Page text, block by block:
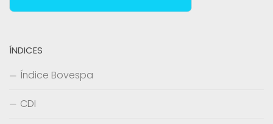
ÍNDICES
Índice Bovespa
CDI